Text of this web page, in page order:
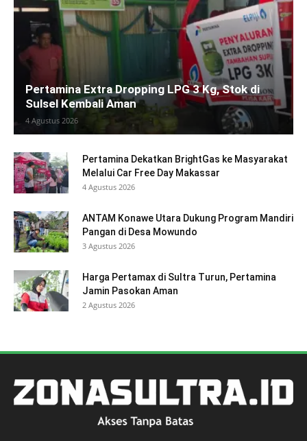
Pertamina Extra Dropping LPG 3 Kg, Stok di
Sulsel Kembali Aman
4 Agustus 2026
Pertamina Dekatkan BrightGas ke Masyarakat
Melalui Car Free Day Makassar
4 Agustus 2026
ANTAM Konawe Utara Dukung Program Mandiri
Pangan di Desa Mowundo
3 Agustus 2026
Harga Pertamax di Sultra Turun, Pertamina
Jamin Pasokan Aman
2 Agustus 2026